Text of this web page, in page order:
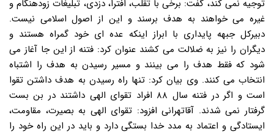
توجیه نمی کند، گفت: برخی با تقلب، افترا، دزدی، تبلیغات زودهنگام و
غیره می خواهند به هدف برسند و این از اصول اسلامی نیست.
دبیرکل جبهه پایداری با ابراز اینکه عده ای خود گمراه هستند و
دیگران را نیز به ضلالت می کشند عنوان کرد: فتنه از این جا آغاز می
شود که فقط هدف را می بینند و مسیر رسیدن به هدف را اشتباه
انتخاب می کنند. وی بیان کرد: تنها راه رسیدن به هدف داشتن تقوا
است و اگر در فتنه سال ۸۸ افراد تقوای الهی داشتند در بن بست
گرفتار نمی شدند. آقاتهرانی افزود: تقوای الهی به بصیرت، مقاومت،
ایستادگی و اعتماد به مدد خدا بستگی دارد و باید در این راه خود را